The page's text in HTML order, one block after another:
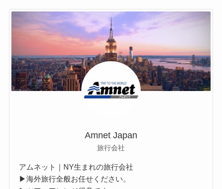
Amnet Japan
旅行会社
アムネット｜NY生まれの旅行会社
▶海外旅行全般お任せください。